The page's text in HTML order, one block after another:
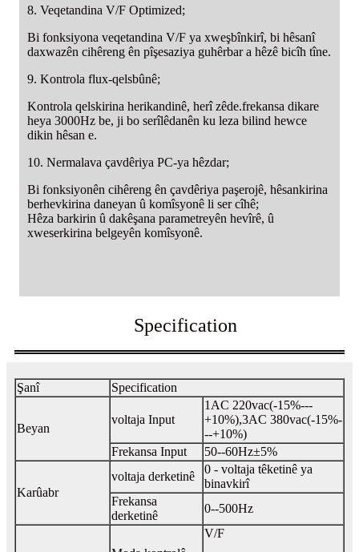
8. Veqetandina V/F Optimized;
Bi fonksiyona veqetandina V/F ya xweşbînkirî, bi hêsanî
daxwazên cihêreng ên pîşesaziya guhêrbar a hêzê bicîh tîne.
9. Kontrola flux-qelsbûnê;
Kontrola qelskirina herikandinê, herî zêde.frekansa dikare
heya 3000Hz be, ji bo serîlêdanên ku leza bilind hewce
dikin hêsan e.
10. Nermalava çavdêriya PC-ya hêzdar;
Bi fonksiyonên cihêreng ên çavdêriya paşerojê, hêsankirina
berhevkirina daneyan û komîsyonê li ser cîhê;
Hêza barkirin û dakêşana parametreyên hevîrê, û
xweserkirina belgeyên komîsyonê.
Specification
Şanî Specification
Beyan
voltaja Input
1AC 220vac(-15%---
+10%),3AC 380vac(-15%-
--+10%)
Frekansa Input
50--60Hz±5%
Karûabr
voltaja derketinê
0 - voltaja têketinê ya
binavkirî
Frekansa
derketinê
0--500Hz
V/F